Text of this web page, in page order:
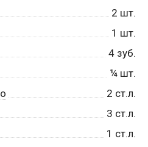
2 шт.
1 шт.
4 зуб.
¼ шт.
2 ст.л.
3 ст.л.
1 ст.л.